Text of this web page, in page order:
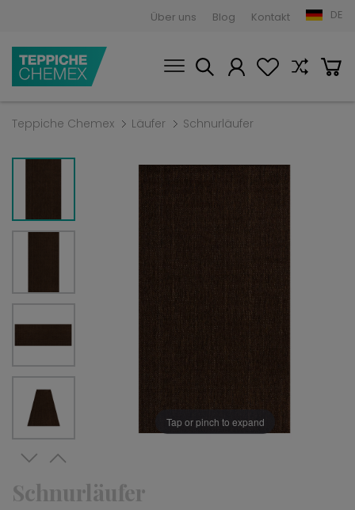
Über uns Blog Kontakt DE
Teppiche Chemex Läufer Schnurläufer
Tap or pinch to expand
Schnurläufer